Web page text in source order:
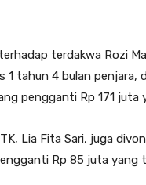
terdakwa Rozi
1 tahun 4 bulan penjara,
pengganti Rp 171 juta
Lia Fita Sari, juga
Rp 85 juta yang